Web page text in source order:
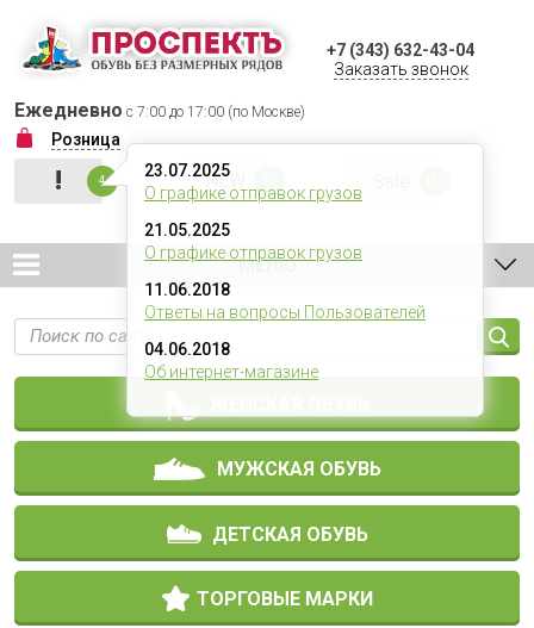
+7 (343) 632-43-04
Заказать звонок
Ежедневно с 7:00 до 17:00 (по Москве)
Розница
! 4
23.07.2025
О графике отправок грузов
21.05.2025
О графике отправок грузов
11.06.2018
Ответы на вопросы Пользователей
04.06.2018
Об интернет-магазине
NEW
МЕНЮ
МУЖСКАЯ ОБУВЬ
ДЕТСКАЯ ОБУВЬ
ТОРГОВЫЕ МАРКИ